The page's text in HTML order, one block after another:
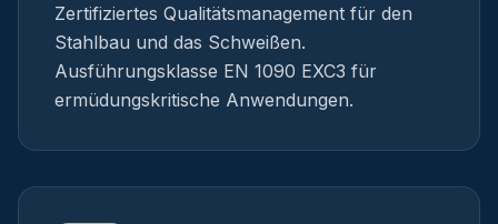
Zertifiziertes Qualitätsmanagement für den
Stahlbau und das Schweißen.
Ausführungsklasse EN 1090 EXC3 für
ermüdungskritische Anwendungen.